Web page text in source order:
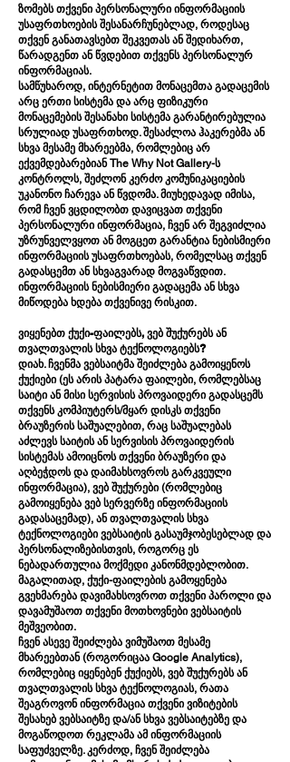
ზომებს თქვენი პერსონალური ინფორმაციის
უსაფრთხოების შესანარჩუნებლად, როდესაც
თქვენ განათავსებთ შეკვეთას ან შედიხართ,
წარადგენთ ან წვდებით თქვენს პერსონალურ
ინფორმაციას.
სამწუხაროდ, ინტერნეტით მონაცემთა გადაცემის
არც ერთი სისტემა და არც ფიზიკური
მონაცემების შესანახი სისტემა გარანტირებულია
სრულიად უსაფრთხოდ. შესაძლოა ჰაკერებმა ან
სხვა მესამე მხარეებმა, რომლებიც არ
ექვემდებარებიან The Why Not Gallery-ს
კონტროლს, შეძლონ კერძო კომუნიკაციების
უკანონო ჩარევა ან წვდომა. მიუხედავად იმისა,
რომ ჩვენ ვცდილობთ დავიცვათ თქვენი
პერსონალური ინფორმაცია, ჩვენ არ შეგვიძლია
უზრუნველვყოთ ან მოგცეთ გარანტია ნებისმიერი
ინფორმაციის უსაფრთხოებას, რომელსაც თქვენ
გადასცემთ ან სხვაგვარად მოგვაწვდით.
ინფორმაციის ნებისმიერი გადაცემა ან სხვა
მიწოდება ხდება თქვენივე რისკით.
ვიყენებთ ქუქი-ფაილებს, ვებ შუქურებს ან
თვალთვალის სხვა ტექნოლოგიებს?
დიახ. ჩვენმა ვებსაიტმა შეიძლება გამოიყენოს
ქუქიები (ეს არის პატარა ფაილები, რომლებსაც
საიტი ან მისი სერვისის პროვაიდერი გადასცემს
თქვენს კომპიუტერს/მყარ დისკს თქვენი
ბრაუზერის საშუალებით, რაც საშუალებას
აძლევს საიტის ან სერვისის პროვაიდერის
სისტემას ამოიცნოს თქვენი ბრაუზერი და
აღბეჭდოს და დაიმახსოვროს გარკვეული
ინფორმაცია), ვებ შუქურები (რომლებიც
გამოიყენება ვებ სერვერზე ინფორმაციის
გადასაცემად), ან თვალთვალის სხვა
ტექნოლოგიები ვებსაიტის გასაუმჯობესებლად და
პერსონალიზებისთვის, როგორც ეს
ნებადართულია მოქმედი კანონმდებლობით.
მაგალითად, ქუქი-ფაილების გამოყენება
გვეხმარება დავიმახსოვროთ თქვენი პაროლი და
დავამუშაოთ თქვენი მოთხოვნები ვებსაიტის
მეშვეობით.
ჩვენ ასევე შეიძლება ვიმუშაოთ მესამე
მხარეებთან (როგორიცაა Google Analytics),
რომლებიც იყენებენ ქუქიებს, ვებ შუქურებს ან
თვალთვალის სხვა ტექნოლოგიას, რათა
შეაგროვონ ინფორმაცია თქვენი ვიზიტების
შესახებ ვებსაიტზე და/ან სხვა ვებსაიტებზე და
მოგაწოდოთ რეკლამა ამ ინფორმაციის
საფუძველზე. კერძოდ, ჩვენ შეიძლება